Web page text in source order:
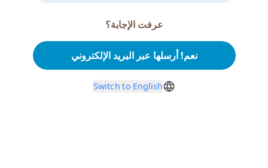
عرفت الإجابة؟
نعم! أرسلها عبر البريد الإلكتروني
Switch to English